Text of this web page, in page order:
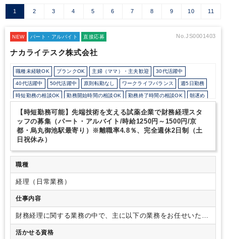
1 2 3 4 5 6 7 8 9 10 11
NEW パート・アルバイト 直接応募 No.JS0001403
ナカライテスク株式会社
職種未経験OK ブランクOK 主婦（ママ）・主夫歓迎 30代活躍中
40代活躍中 50代活躍中 原則転勤なし ワークライフバランス 週5日勤務
時短勤務の相談OK 勤務開始時間の相談OK 勤務終了時間の相談OK 朝遅め
10時以降出社OK 定時早め フルタイム 時短OK 1日7時間未満勤務OK
9時30分出社OK 残業なし 駅から徒歩5分以内 オフィスカジュアルOK
休憩室あり フリーアドレス ルーティンワークがメイン
社内システム等のOJT
土日祝休み 完全週休2日制 英語力不要 その他
【時短勤務可能】先端技術を支える試薬企業で財務経理スタ
ッフの募集（パート・アルバイト/時給1250円～1500円/京
都・烏丸御池駅最寄り）※離職率4.8％、完全週休2日制（土
日祝休み）
職種
経理（日常業務）
仕事内容
財務経理に関する業務の中で、主に以下の業務をお任せいたし
ます。 【具体的な業務内容】・書類整理（電子保存含む）・
会計ソフトへの仕訳入力
活かせる資格